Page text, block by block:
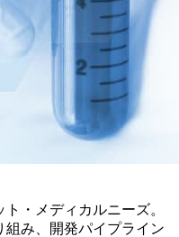
・メディカルニーズ。
組み、開発パイプライン